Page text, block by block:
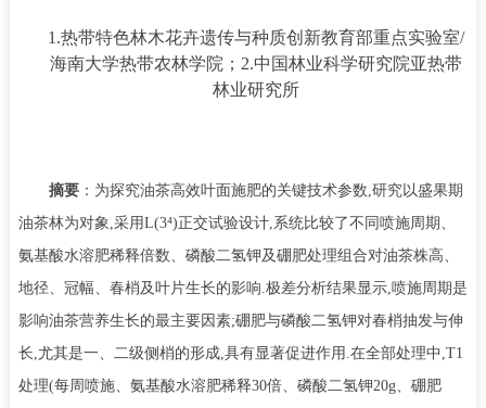
1.热带特色林木花卉遗传与种质创新教育部重点实验室/
海南大学热带农林学院； 2.中国林业科学研究院亚热带
林业研究所
摘要：为探究油茶高效叶面施肥的关键技术参数 研究以盛果期
油茶林为对象 采用L(3⁴)正交试验设计, 系统比较了不同喷施周期、
氨基酸水溶肥稀释倍数、磷酸二氢钾及硼肥处理组合对油茶株高、
地径、冠幅、春梢及叶片生长的影响 极差分析结果显示, 喷施周期是
影响油茶营养生长的最主要因素;硼肥与磷酸二氢钾对春梢抽发与伸
长 尤其是一、二级侧梢的形成, 具有显著促进作用 在全部处理中 ,T1
处理(每周喷施、氨基酸水溶肥稀释30倍、磷酸二氢钾20g、硼肥